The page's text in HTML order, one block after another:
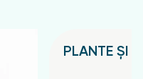
PLANTE ȘI